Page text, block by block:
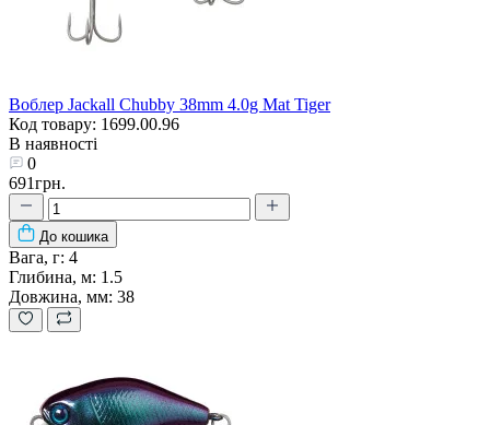
Воблер Jackall Chubby 38mm 4.0g Mat Tiger
Код товару: 1699.00.96
В наявності
0
691грн.
До кошика
Вага, г: 4
Глибина, м: 1.5
Довжина, мм: 38